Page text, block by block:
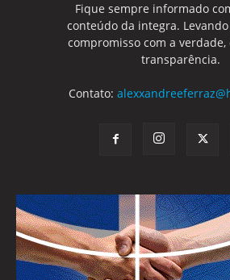
Fique sempre informado
conteúdo da integra.
compromisso com a
transparência.
Contato: